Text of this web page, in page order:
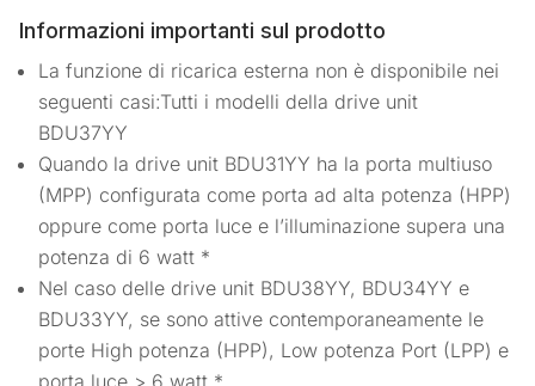
Informazioni importanti sul prodotto
La funzione di ricarica esterna non è disponibile nei
seguenti casi:Tutti i modelli della drive unit
BDU37YY
Quando la drive unit BDU31YY ha la porta multiuso
(MPP) configurata come porta ad alta potenza (HPP)
oppure come porta luce e l’illuminazione supera una
potenza di 6 watt *
Nel caso delle drive unit BDU38YY, BDU34YY e
BDU33YY, se sono attive contemporaneamente le
porte High potenza (HPP), Low potenza Port (LPP) e
porta luce > 6 watt *